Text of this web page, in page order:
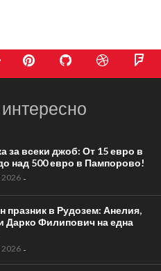
за всеки джоб: От 15 евро в
над 500 евро в Пампорово!
2026 -
празник в Рудозем: Анелия,
Дарко Филипович на една
2026 -